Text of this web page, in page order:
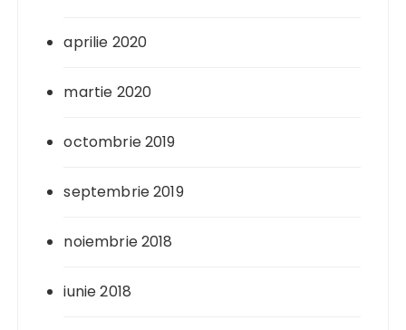
aprilie 2020
martie 2020
octombrie 2019
septembrie 2019
noiembrie 2018
iunie 2018